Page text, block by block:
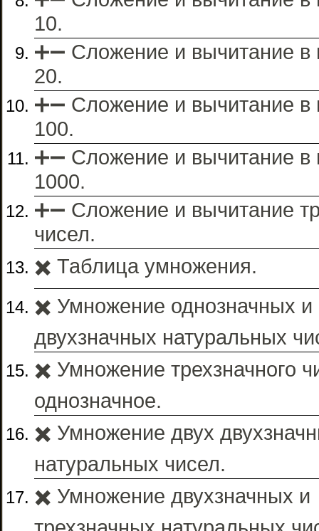
10.
➕➖ Сложение и вычитание в
20.
➕➖ Сложение и вычитание в
100.
➕➖ Сложение и вычитание в
1000.
➕➖ Сложение и вычитание
чисел.
✖️ Таблица умножения.
✖️ Умножение однозначных и
двухзначных натуральных
✖️ Умножение трехзначного
однозначное.
✖️ Умножение двух
натуральных чисел.
✖️ Умножение двухзначных и